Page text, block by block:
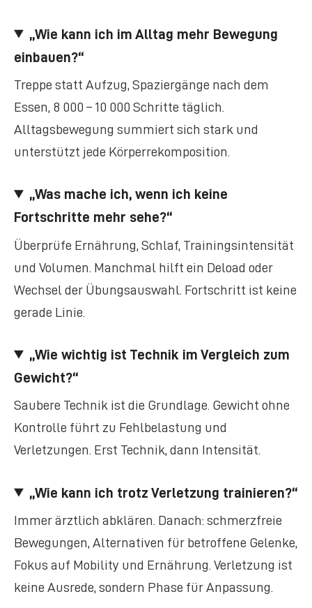
„Wie kann ich im Alltag mehr Bewegung
einbauen?“
Treppe statt Aufzug, Spaziergänge nach dem
Essen, 8 000 – 10 000 Schritte täglich.
Alltagsbewegung summiert sich stark und
unterstützt jede Körperrekomposition.
„Was mache ich, wenn ich keine
Fortschritte mehr sehe?“
Überprüfe Ernährung, Schlaf, Trainingsintensität
und Volumen. Manchmal hilft ein Deload oder
Wechsel der Übungsauswahl. Fortschritt ist keine
gerade Linie.
„Wie wichtig ist Technik im Vergleich zum
Gewicht?“
Saubere Technik ist die Grundlage. Gewicht ohne
Kontrolle führt zu Fehlbelastung und
Verletzungen. Erst Technik, dann Intensität.
„Wie kann ich trotz Verletzung trainieren?“
Immer ärztlich abklären. Danach: schmerzfreie
Bewegungen, Alternativen für betroffene Gelenke,
Fokus auf Mobility und Ernährung. Verletzung ist
keine Ausrede, sondern Phase für Anpassung.